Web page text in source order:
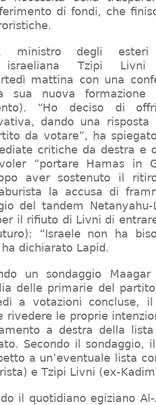
di fondi, che
ministro degli
israeliana Tzipi
mattina con una
sua nuova formazione
“Ho deciso di
dando una
da votare”, ha
critiche da destra e
“portare Hamas in
aver sostenuto il
la accusa di
del tandem Netanyahu-
il rifiuto di Livni di
“Israele non ha
dichiarato Lapid.
un sondaggio
delle primarie del
a votazioni concluse,
rivedere le proprie
a destra della
Secondo il sondaggio,
a un’eventuale lista
e Tzipi Livni (ex-
il quotidiano egiziano